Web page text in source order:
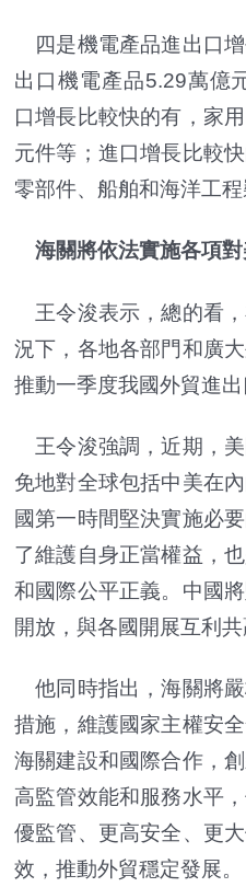
四是機電產品進出口
出口機電產品5.29萬億
口增長比較快的有，家
元件等；進口增長比較
零部件、船舶和海洋工程
海關將依法實施各項
王令浚表示，總的看
況下，各地各部門和廣
推動一季度我國外貿進出
王令浚強調，近期，
免地對全球包括中美在
國第一時間堅決實施必
了維護自身正當權益，
和國際公平正義。中國
開放，與各國開展互利共
他同時指出，海關將
措施，維護國家主權安
海關建設和國際合作，
高監管效能和服務水平
優監管、更高安全、更
效，推動外貿穩定發展。